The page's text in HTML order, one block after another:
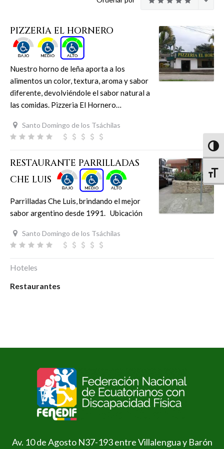
PIZZERÍA EL HORNERO
Nuestro horno de leña aporta a los
alimentos un color, textura, aroma y sabor
diferente, devolviéndole el sabor natural a
las comidas. Pizzeria El Hornero…
Santo Domingo de los Tsáchilas
RESTAURANTE PARRILLADAS
CHE LUIS
Parrilladas Che Luis, brindando el mejor
sabor argentino desde 1991. Ubicación
Santo Domingo de los Tsáchilas
Hoteles
Restaurantes
Av. 10 de Agosto N37-193 entre Villalengua y Barón